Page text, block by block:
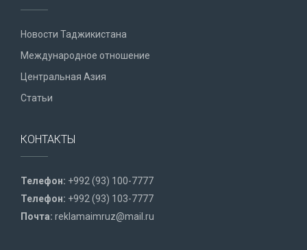
Новости Таджикистана
Международное отношение
Центральная Азия
Статьи
КОНТАКТЫ
Телефон: +992 (93) 100-7777
Телефон: +992 (93) 103-7777
Почта: reklamaimruz@mail.ru